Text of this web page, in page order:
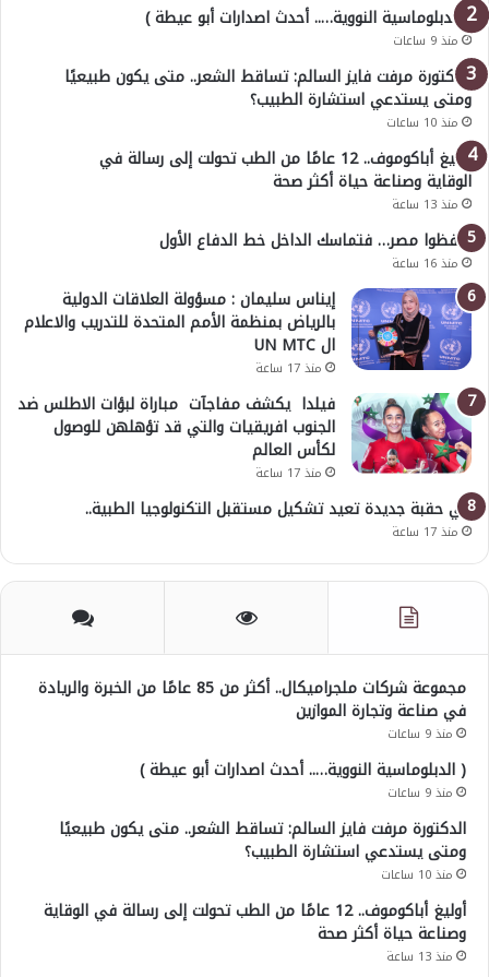
( الدبلوماسية النووية….. أحدث اصدارات أبو عيطة )
منذ 9 ساعات
الدكتورة مرفت فايز السالم: تساقط الشعر.. متى يكون طبيعيًا
ومتى يستدعي استشارة الطبيب؟
منذ 10 ساعات
أوليغ أباكوموف.. 12 عامًا من الطب تحولت إلى رسالة في
الوقاية وصناعة حياة أكثر صحة
منذ 13 ساعة
احفظوا مصر… فتماسك الداخل خط الدفاع الأول
منذ 16 ساعة
إيناس سليمان : مسؤولة العلاقات الدولية
بالرياض بمنظمة الأمم المتحدة للتدريب والاعلام
ال UN MTC
منذ 17 ساعة
فيلدا يكشف مفاجآت مباراة لبؤات الاطلس ضد
الجنوب افريقيات والتي قد تؤهلهن للوصول
لكأس العالم
منذ 17 ساعة
في حقبة جديدة تعيد تشكيل مستقبل التكنولوجيا الطبية..
منذ 17 ساعة
مجموعة شركات ملجراميكال.. أكثر من 85 عامًا من الخبرة والريادة
في صناعة وتجارة الموازين
منذ 9 ساعات
( الدبلوماسية النووية….. أحدث اصدارات أبو عيطة )
منذ 9 ساعات
الدكتورة مرفت فايز السالم: تساقط الشعر.. متى يكون طبيعيًا
ومتى يستدعي استشارة الطبيب؟
منذ 10 ساعات
أوليغ أباكوموف.. 12 عامًا من الطب تحولت إلى رسالة في الوقاية
وصناعة حياة أكثر صحة
منذ 13 ساعة